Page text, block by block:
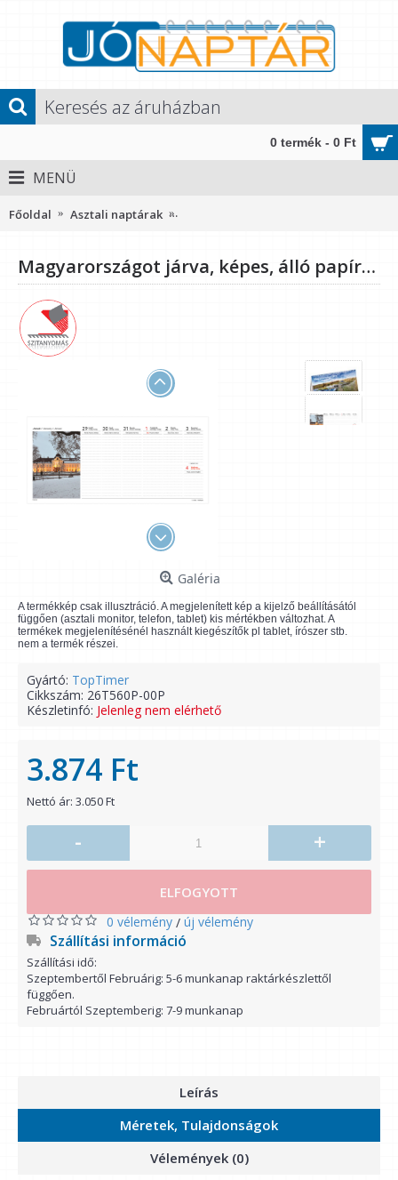
0 termék - 0 Ft
MENÜ
Főoldal Asztali naptárak
Magyarországot járva, képes, álló papírtáblás asztali naptár T056
Galéria
A termékkép csak illusztráció. A megjelenített kép a kijelző beállításától
függően (asztali monitor, telefon, tablet) kis mértékben változhat. A
termékek megjelenítésénél használt kiegészítők pl tablet, írószer stb.
nem a termék részei.
Gyártó: TopTimer
Cikkszám: 26T560P-00P
Készletinfó: Jelenleg nem elérhető
3.874 Ft
Nettó ár: 3.050 Ft
- +
ELFOGYOTT
0 vélemény / új vélemény
Szállítási információ
Szállítási idő:
Szeptembertől Februárig: 5-6 munkanap raktárkészlettől
függően.
Februártól Szeptemberig: 7-9 munkanap
Leírás
Méretek, Tulajdonságok
Vélemények (0)